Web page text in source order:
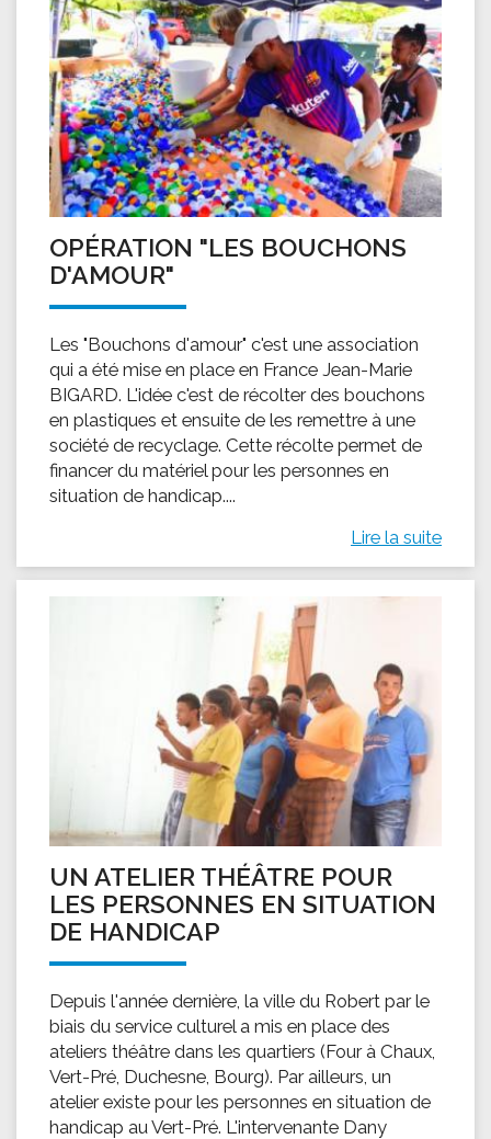
OPÉRATION "LES BOUCHONS
D'AMOUR"
Les "Bouchons d'amour" c'est une association
qui a été mise en place en France Jean-Marie
BIGARD. L'idée c'est de récolter des bouchons
en plastiques et ensuite de les remettre à une
société de recyclage. Cette récolte permet de
financer du matériel pour les personnes en
situation de handicap....
Lire la suite
UN ATELIER THÉÂTRE POUR
LES PERSONNES EN SITUATION
DE HANDICAP
Depuis l'année dernière, la ville du Robert par le
biais du service culturel a mis en place des
ateliers théâtre dans les quartiers (Four à Chaux,
Vert-Pré, Duchesne, Bourg). Par ailleurs, un
atelier existe pour les personnes en situation de
handicap au Vert-Pré. L'intervenante Dany